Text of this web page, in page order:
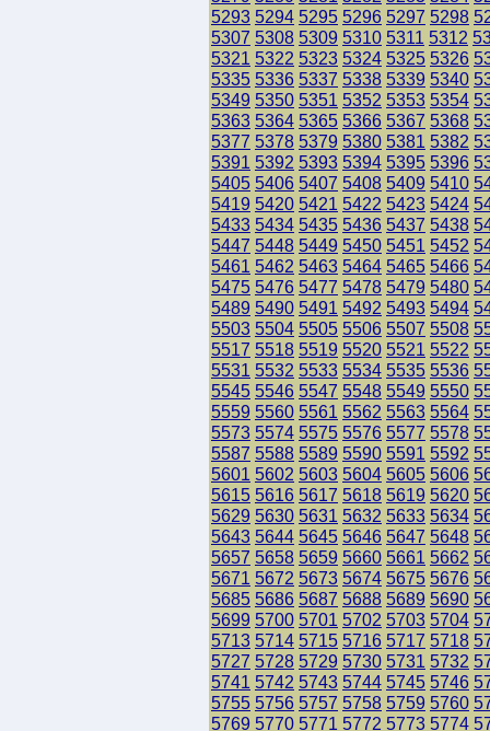
5293 5294 5295 5296 5297 5298
5307 5308 5309 5310 5311 5312
5321 5322 5323 5324 5325 5326
5335 5336 5337 5338 5339 5340
5349 5350 5351 5352 5353 5354
5363 5364 5365 5366 5367 5368
5377 5378 5379 5380 5381 5382
5391 5392 5393 5394 5395 5396
5405 5406 5407 5408 5409 5410
5419 5420 5421 5422 5423 5424
5433 5434 5435 5436 5437 5438
5447 5448 5449 5450 5451 5452
5461 5462 5463 5464 5465 5466
5475 5476 5477 5478 5479 5480
5489 5490 5491 5492 5493 5494
5503 5504 5505 5506 5507 5508
5517 5518 5519 5520 5521 5522
5531 5532 5533 5534 5535 5536
5545 5546 5547 5548 5549 5550
5559 5560 5561 5562 5563 5564
5573 5574 5575 5576 5577 5578
5587 5588 5589 5590 5591 5592
5601 5602 5603 5604 5605 5606
5615 5616 5617 5618 5619 5620
5629 5630 5631 5632 5633 5634
5643 5644 5645 5646 5647 5648
5657 5658 5659 5660 5661 5662
5671 5672 5673 5674 5675 5676
5685 5686 5687 5688 5689 5690
5699 5700 5701 5702 5703 5704
5713 5714 5715 5716 5717 5718
5727 5728 5729 5730 5731 5732
5741 5742 5743 5744 5745 5746
5755 5756 5757 5758 5759 5760
5769 5770 5771 5772 5773 5774